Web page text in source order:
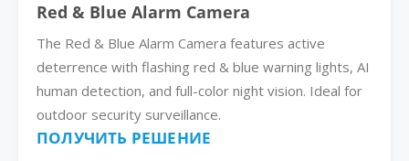
Red & Blue Alarm Camera
The Red & Blue Alarm Camera features active
deterrence with flashing red & blue warning lights, AI
human detection, and full-color night vision. Ideal for
outdoor security surveillance.
ПОЛУЧИТЬ РЕШЕНИЕ